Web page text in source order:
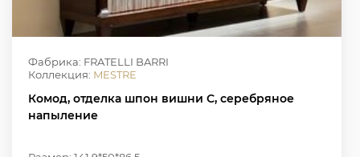
Фабрика: FRATELLI BARRI
Коллекция: MESTRE
Комод, отделка шпон вишни C, серебряное
напыление